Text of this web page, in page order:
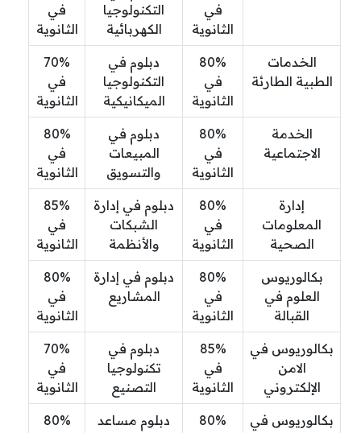
في
الثانوية
التكنولوجيا
الكهربائية
في
الثانوية
الخدمات
الطبية الطارئة
80%
في
الثانوية
دبلوم في
التكنولوجيا
الميكانيكية
70%
في
الثانوية
الخدمة
الاجتماعية
80%
في
الثانوية
دبلوم في
المبيعات
والتسويق
80%
في
الثانوية
إدارة
المعلومات
الصحية
80%
في
الثانوية
دبلوم في إدارة
الشبكات
والأنظمة
85%
في
الثانوية
بكالوريوس
العلوم في
القبالة
80%
في
الثانوية
دبلوم في إدارة
المشاريع
80%
في
الثانوية
بكالوريوس في
الامن
الإلكتروني
85%
في
الثانوية
دبلوم في
تكنولوجيا
التصنيع
70%
في
الثانوية
بكالوريوس في
80%
دبلوم مساعد
80%